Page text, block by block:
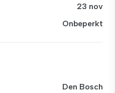
23 nov
Onbeperkt
Den Bosch